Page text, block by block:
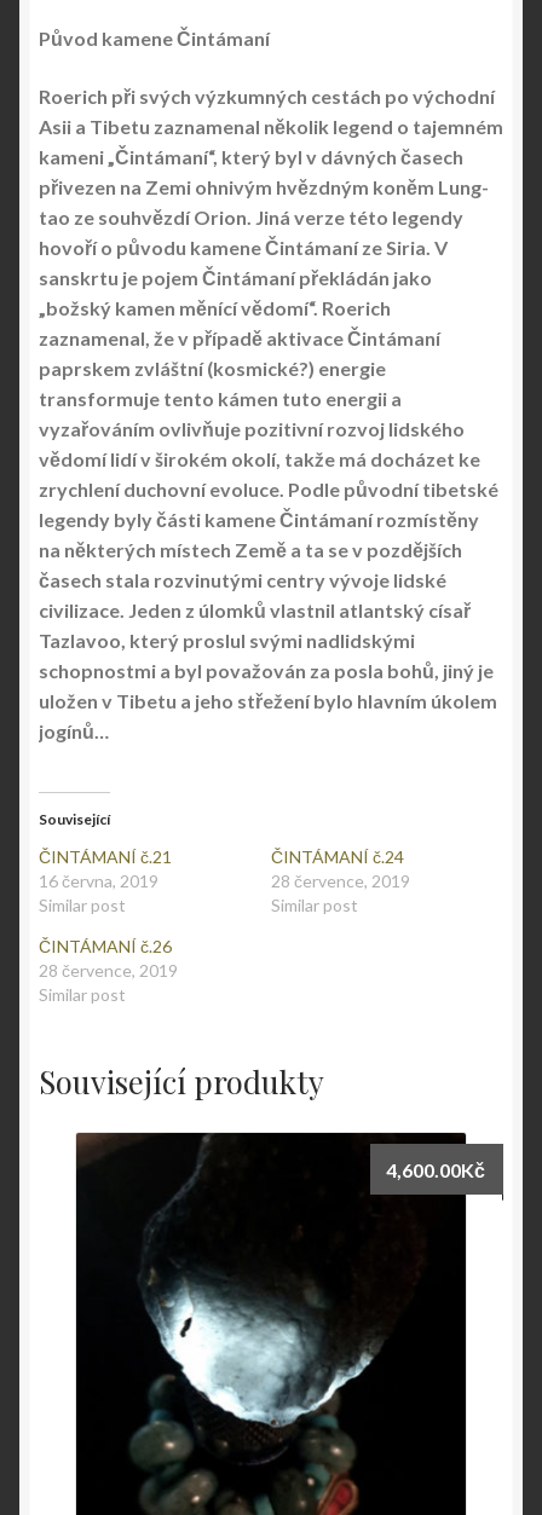
Původ kamene Čintámaní
Roerich při svých výzkumných cestách po východní
Asii a Tibetu zaznamenal několik legend o tajemném
kameni „Čintámaní“, který byl v dávných časech
přivezen na Zemi ohnivým hvězdným koněm Lung-
tao ze souhvězdí Orion. Jiná verze této legendy
hovoří o původu kamene Čintámaní ze Siria. V
sanskrtu je pojem Čintámaní překládán jako
„božský kamen měnící vědomí“. Roerich
zaznamenal, že v případě aktivace Čintámaní
paprskem zvláštní (kosmické?) energie
transformuje tento kámen tuto energii a
vyzařováním ovlivňuje pozitivní rozvoj lidského
vědomí lidí v širokém okolí, takže má docházet ke
zrychlení duchovní evoluce. Podle původní tibetské
legendy byly části kamene Čintámaní rozmístěny
na některých místech Země a ta se v pozdějších
časech stala rozvinutými centry vývoje lidské
civilizace. Jeden z úlomků vlastnil atlantský císař
Tazlavoo, který proslul svými nadlidskými
schopnostmi a byl považován za posla bohů, jiný je
uložen v Tibetu a jeho střežení bylo hlavním úkolem
jogínů…
Související
ČINTÁMANÍ č.21
16 června, 2019
Similar post
ČINTÁMANÍ č.24
28 července, 2019
Similar post
ČINTÁMANÍ č.26
28 července, 2019
Similar post
Související produkty
4,600.00Kč